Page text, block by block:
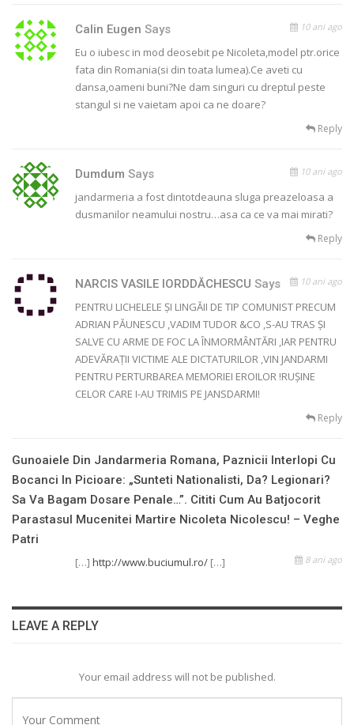
Calin Eugen Says 10 ani ago
Eu o iubesc in mod deosebit pe Nicoleta,model ptr.orice
fata din Romania(si din toata lumea).Ce aveti cu
dansa,oameni buni?Ne dam singuri cu dreptul peste
stangul si ne vaietam apoi ca ne doare?
Reply
Dumdum Says 10 ani ago
jandarmeria a fost dintotdeauna sluga preazeloasa a
dusmanilor neamului nostru…asa ca ce va mai mirati?
Reply
NARCIS VASILE IORDDĂCHESCU Says 10 ani ago
PENTRU LICHELELE ŞI LINGĂII DE TIP COMUNIST PRECUM
ADRIAN PĂUNESCU ,VADIM TUDOR &CO ,S-AU TRAS ŞI
SALVE CU ARME DE FOC LA ÎNMORMÂNTĂRI ,IAR PENTRU
ADEVĂRAŢII VICTIME ALE DICTATURILOR ,VIN JANDARMI
PENTRU PERTURBAREA MEMORIEI EROILOR !RUŞINE
CELOR CARE I-AU TRIMIS PE JANSDARMI!
Reply
Gunoaiele Din Jandarmeria Romana, Paznicii Interlopi Cu
Bocanci In Picioare: „Sunteti Nationalisti, Da? Legionari?
Sa Va Bagam Dosare Penale…”. Cititi Cum Au Batjocorit
Parastasul Mucenitei Martire Nicoleta Nicolescu! – Veghe
Patri
8 ani ago
[…] http://www.buciumul.ro/ […]
LEAVE A REPLY
Your email address will not be published.